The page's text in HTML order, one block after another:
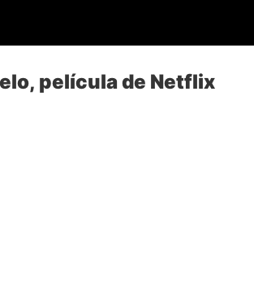
película de Netflix